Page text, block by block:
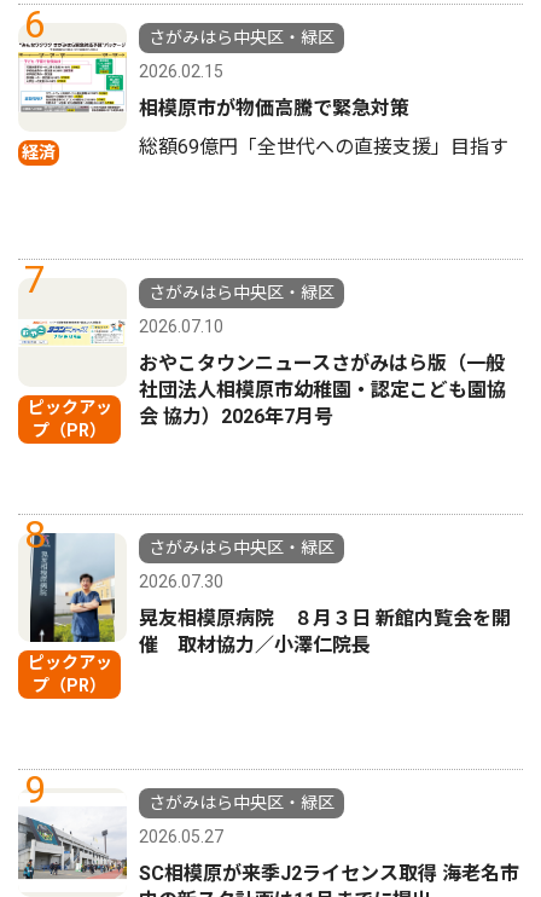
6
経済
さがみはら中央区・緑区
2026.02.15
相模原市が物価高騰で緊急対策
総額69億円「全世代への直接支援」目指す
7
ピックアッ
プ（PR）
さがみはら中央区・緑区
2026.07.10
おやこタウンニュースさがみはら版（一般
社団法人相模原市幼稚園・認定こども園協
会 協力）2026年7月号
8
ピックアッ
プ（PR）
さがみはら中央区・緑区
2026.07.30
晃友相模原病院 ８月３日 新館内覧会を開
催 取材協力／小澤仁院長
9
さがみはら中央区・緑区
2026.05.27
SC相模原が来季J2ライセンス取得 海老名市